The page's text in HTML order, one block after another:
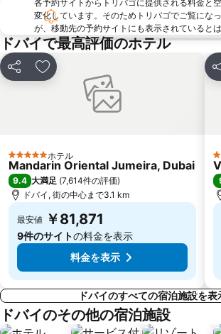
Ibn Battuta Metro Station
Umm Hurair
World Trade Centre Metro Station
Al Jaffliya
Vision-X Dubai
Al Rigga
スパイス スーク
Al Rashidiya
Jumeirah
Al Barsha Dubai
Dubai
シャールジャ国際空港
Emirates
Umm Al Quwain Fort
Deira City
DUBAI AIRSHOW
DMCC
各予約サイトからトリバゴに提供される料金と
変化しています。そのためトリバゴでご覧にな
が、移動先の予約サイトにも表示されているとは
ドバイで最高評価のホテル
シェア お気に入りに追加
5 ホテルのランク
ホテル
Mandarin Oriental Jumeira, Dubai
9.4 大満足 (7,614件の評価)
ドバイ, 街の中心まで3.1 km
最安値 ￥81,871
9件のサイトの料金を表示
料金を表示
5
ドバイのすべての宿泊施設を表
ドバイのその他の宿泊施設